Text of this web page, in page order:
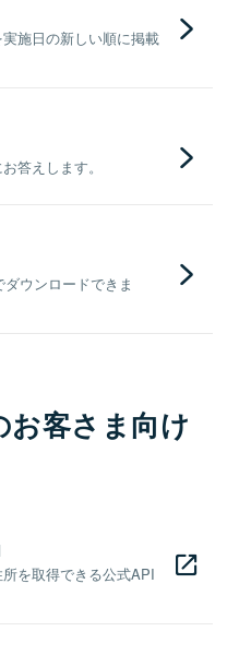
施日の新しい順に掲載
答えします。
ウンロードできま
お客さま向け
を取得できる公式API